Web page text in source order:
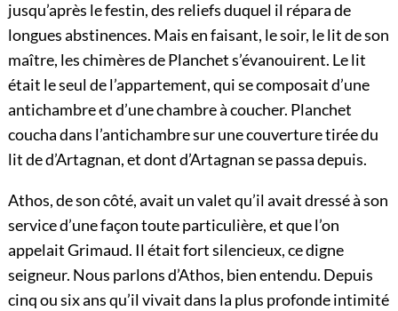
jusqu’après le festin, des reliefs duquel il répara de
longues abstinences. Mais en faisant, le soir, le lit de son
maître, les chimères de Planchet s’évanouirent. Le lit
était le seul de l’appartement, qui se composait d’une
antichambre et d’une chambre à coucher. Planchet
coucha dans l’antichambre sur une couverture tirée du
lit de d’Artagnan, et dont d’Artagnan se passa depuis.
Athos, de son côté, avait un valet qu’il avait dressé à son
service d’une façon toute particulière, et que l’on
appelait Grimaud. Il était fort silencieux, ce digne
seigneur. Nous parlons d’Athos, bien entendu. Depuis
cinq ou six ans qu’il vivait dans la plus profonde intimité